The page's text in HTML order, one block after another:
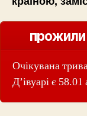
прожили
Очікувана
Д’івуарі є